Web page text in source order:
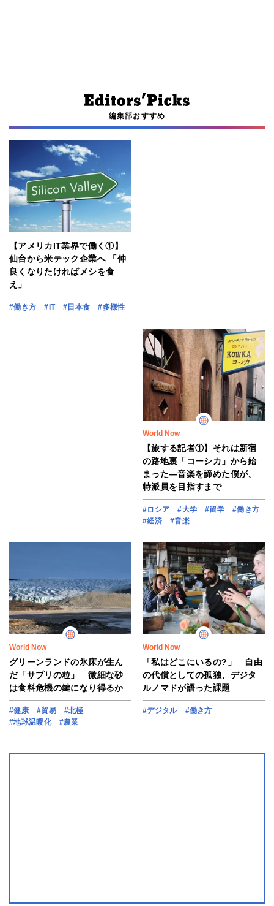
編集部おすすめ
【アメリカIT業界で働く①】
仙台から米テック企業へ 「仲
良くなりたければメシを食
え」
#働き方 #IT #日本食 #多様性
World Now
【旅する記者①】それは新宿
の路地裏「コーシカ」から始
まった―音楽を諦めた僕が、
特派員を目指すまで
#ロシア #大学 #留学
#働き方
#経済
#音楽
World Now
グリーンランドの氷床が生ん
だ「サプリの粒」 微細な砂
は食料危機の鍵になり得るか
#健康 #貿易
#北極
#地球温暖化
#農業
World Now
「私はどこにいるの?」 自由
の代償としての孤独、デジタ
ルノマドが語った課題
#デジタル #働き方